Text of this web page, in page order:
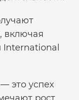
включая
это успех